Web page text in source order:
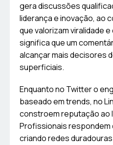
gera discussões
liderança e inovação, ao
que valorizam viralidade
significa que um
alcançar mais decisores
superficiais.
Enquanto no Twitter o
baseado em trends, no
constroem reputação ao
Profissionais respondem
criando redes